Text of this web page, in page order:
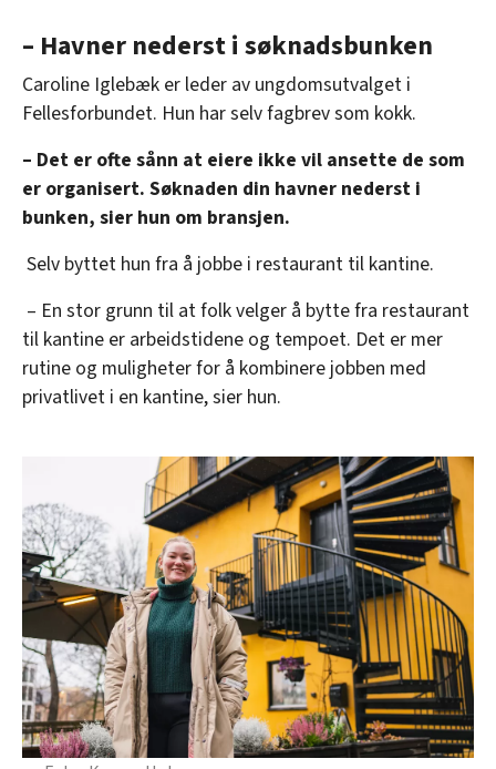
– Havner nederst i søknadsbunken
Caroline Iglebæk er leder av ungdomsutvalget i
Fellesforbundet. Hun har selv fagbrev som kokk.
– Det er ofte sånn at eiere ikke vil ansette de som
er organisert. Søknaden din havner nederst i
bunken, sier hun om bransjen.
Selv byttet hun fra å jobbe i restaurant til kantine.
– En stor grunn til at folk velger å bytte fra restaurant
til kantine er arbeidstidene og tempoet. Det er mer
rutine og muligheter for å kombinere jobben med
privatlivet i en kantine, sier hun.